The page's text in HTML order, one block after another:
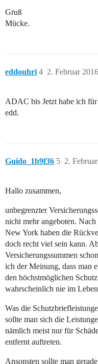
Gruß
Mücke.
eddouhri 2. Februar
4
ADAC bis Jetzt habe ich
edd.
Guido_1b9f36 2.
5
Hallo zusammen,
unbegrenzter
nicht mehr angeboten.
New York haben die
doch recht viel sein kann.
Versicherungssummen
ich der Meinung, dass man
den höchstmöglichen
wahrscheinlich nie im
Was die
sollte man sich die
nämlich meist nur für
entfernt auftreten.
Ansonsten sollte man